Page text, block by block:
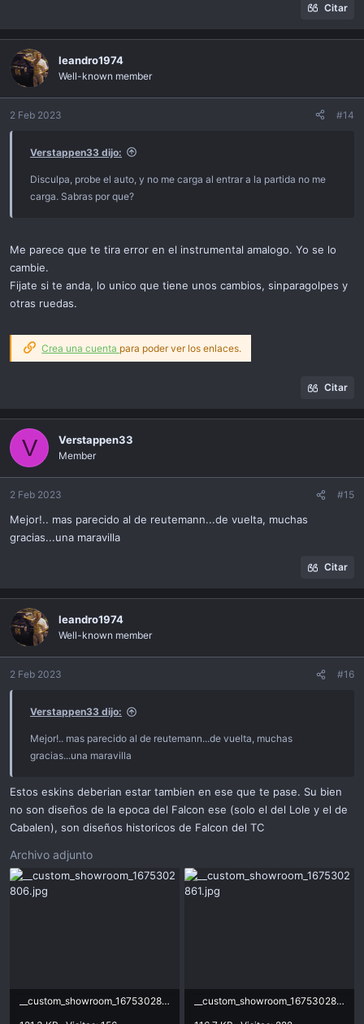
Citar
leandro1974
Well-known member
2 Feb 2023 #14
Verstappen33 dijo:
Disculpa, probe el auto, y no me carga al entrar a la partida no me
carga. Sabras por que?
Me parece que te tira error en el instrumental amalogo. Yo se lo
cambie.
Fijate si te anda, lo unico que tiene unos cambios, sinparagolpes y
otras ruedas.
Crea una cuenta para poder ver los enlaces.
Citar
V Verstappen33
Member
2 Feb 2023 #15
Mejor!.. mas parecido al de reutemann...de vuelta, muchas
gracias...una maravilla
Citar
leandro1974
Well-known member
2 Feb 2023 #16
Verstappen33 dijo:
Mejor!.. mas parecido al de reutemann...de vuelta, muchas
gracias...una maravilla
Estos eskins deberian estar tambien en ese que te pase. Su bien
no son diseños de la epoca del Falcon ese (solo el del Lole y el de
Cabalen), son diseños historicos de Falcon del TC
Archivo adjunto
__custom_showroom_1675302806.jpg
__custom_showroom_1675302861.jpg